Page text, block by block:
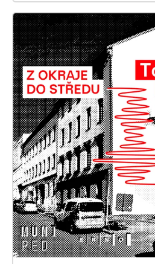
Dan Su, Bénédicte, Wei Kang
Simonian, Cecilia Xuetong
Aliaksandra Yakubouskaya, Alois
Each memory An echo Each
tiny space of eating yourself A
through time Touch them The
light in the cracks Walk or fly
giant bird Making its way
still hurting Connecting
toothsteps Building nets
Of seeing Of listening Of
be remembered The exhibition invites you to step
into a tapestry of communal
map of imaginative
guided by echoes, voices, and
serves as a gate to personal
recollections and resonations